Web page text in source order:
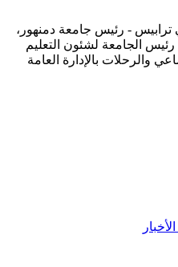
ترابيس - رئيس جامعة دمنهور،
رئيس الجامعة لشئون التعليم
والرحلات بالإدارة العامة